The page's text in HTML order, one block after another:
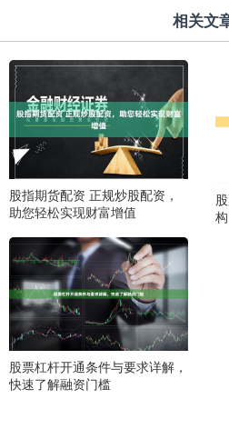
相关文
股指期货配资 正规炒股配资，
助您轻松实现财富增值
股票杠杆开通条件与要求详解，
快速了解融资门槛